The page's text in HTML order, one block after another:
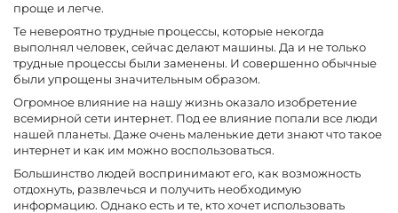
проще и легче.
Те невероятно трудные процессы, которые некогда
выполнял человек, сейчас делают машины. Да и не только
трудные процессы были заменены. И совершенно обычные
были упрощены значительным образом.
Огромное влияние на нашу жизнь оказало изобретение
всемирной сети интернет. Под ее влияние попали все люди
нашей планеты. Даже очень маленькие дети знают что такое
интернет и как им можно воспользоваться.
Большинство людей воспринимают его, как возможность
отдохнуть, развлечься и получить необходимую
информацию. Однако есть и те, кто хочет использовать